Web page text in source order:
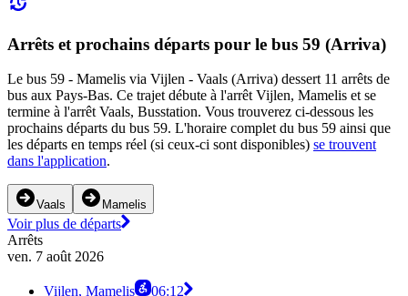
Arrêts et prochains départs pour le bus 59 (Arriva)
Le bus 59 - Mamelis via Vijlen - Vaals (Arriva) dessert 11 arrêts de
bus aux Pays-Bas. Ce trajet débute à l'arrêt Vijlen, Mamelis et se
termine à l'arrêt Vaals, Busstation. Vous trouverez ci-dessous les
prochains départs du bus 59. L'horaire complet du bus 59 ainsi que
les départs en temps réel (si ceux-ci sont disponibles) se trouvent
dans l'application.
Vaals Mamelis
Voir plus de départs
Arrêts
ven. 7 août 2026
Vijlen, Mamelis
06:12